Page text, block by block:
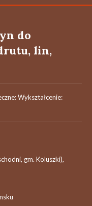
do
lin,
Wykształcenie:
gm. Koluszki),